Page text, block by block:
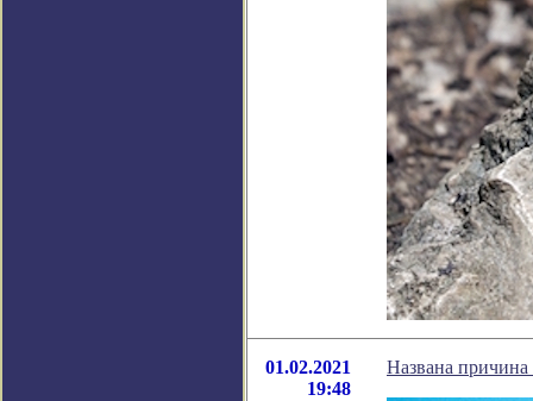
01.02.2021
19:48
Названа